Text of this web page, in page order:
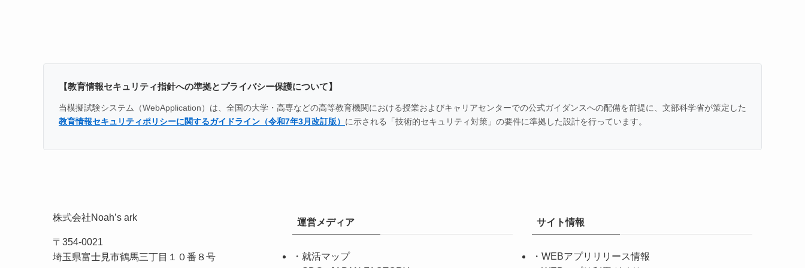
【教育情報セキュリティ指針への準拠とプライバシー保護について】
当模擬試験システム（WebApplication）は、全国の大学・高専などの高等教育機関における授業およびキャリアセンターでの公式ガイダンスへの配備を前提に、文部科学省が策定した
教育情報セキュリティポリシーに関するガイドライン（令和7年3月改訂版） に示される「技術的セキュリティ対策」の要件に準拠した設計を行っています。
株式会社Noah’s ark
〒354-0021
埼玉県富士見市鶴馬三丁目１０番８号
運営メディア
・ 就活マップ
サイト情報
・ WEBアプリリリース情報